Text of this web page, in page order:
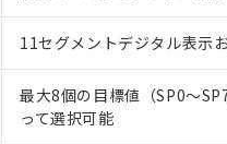
11セグメントデジタル表示
最大8個の目標値（SP0～
って選択可能
くものです。
当社制御機器事業取扱商
のであり、閲覧された時
い。
正式な納期状況および標
フタル酸ビス(2-エチルヘキシル)
但し、RoHS指令で産業用監視および制
フタル酸エステル類の４物質について
*中国RoHS10物質の基準値 (GB/T26572)
Pb(鉛) :1000ppm、 Hg(水銀) :
Cr(Ⅵ)(六価クロム) : 1000ppm、 PBBs(
DBP(フタル酸ジブチル) : 1000ppm、
DEHP(フタル酸ビス(2-エチルヘキシル)) :
う）を輸出または国外へ
などの必要な手続きをとり
当社は規制貨物を破棄す
ます。
当社は貴社製品を、核兵
置等に一切使用いたしませ
号
○ 一定数以上の在庫あり